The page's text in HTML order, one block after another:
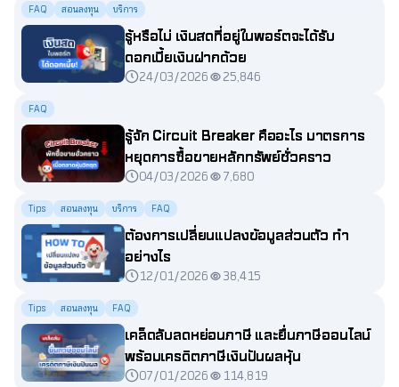
FAQ สอนลงทุน บริการ
รู้หรือไม่ เงินสดที่อยู่ในพอร์ตจะได้รับ
ดอกเบี้ยเงินฝากด้วย
24/03/2026 25,846
FAQ
รู้จัก Circuit Breaker คืออะไร มาตรการ
หยุดการซื้อขายหลักทรัพย์ชั่วคราว
04/03/2026 7,680
Tips สอนลงทุน บริการ FAQ
ต้องการเปลี่ยนแปลงข้อมูลส่วนตัว ทำ
อย่างไร
12/01/2026 38,415
Tips สอนลงทุน FAQ
เคล็ดลับลดหย่อนภาษี และยื่นภาษีออนไลน์
พร้อมเครดิตภาษีเงินปันผลหุ้น
07/01/2026 114,819